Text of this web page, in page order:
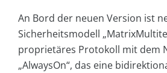
An Bord der neuen Version ist
Sicherheitsmodell
proprietäres Protokoll mit dem
„AlwaysOn“, das eine